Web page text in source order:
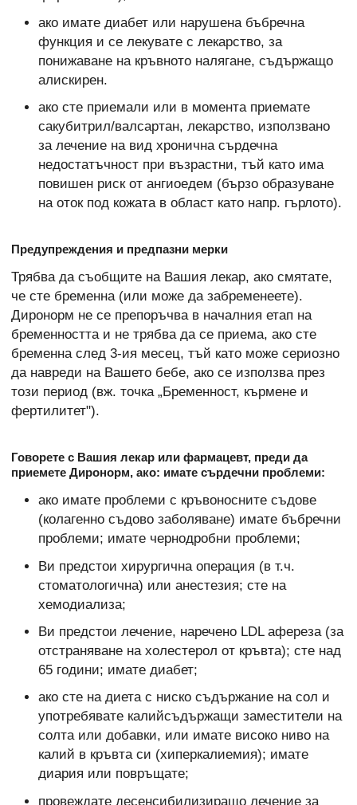
ако имате диабет или нарушена бъбречна
функция и се лекувате с лекарство, за
понижаване на кръвното налягане, съдържащо
алискирен.
ако сте приемали или в момента приемате
сакубитрил/валсартан, лекарство, използвано
за лечение на вид хронична сърдечна
недостатъчност при възрастни, тъй като има
повишен риск от ангиоедем (бързо образуване
на оток под кожата в област като напр. гърлото).
Предупреждения и предпазни мерки
Трябва да съобщите на Вашия лекар, ако смятате,
че сте бременна (или може да забременеете).
Диронорм не се препоръчва в началния етап на
бременността и не трябва да се приема, ако сте
бременна след 3-ия месец, тъй като може сериозно
да навреди на Вашето бебе, ако се използва през
този период (вж. точка „Бременност, кърмене и
фертилитет").
Говорете с Вашия лекар или фармацевт, преди да
приемете Диронорм, ако: имате сърдечни проблеми:
ако имате проблеми с кръвоносните съдове
(колагенно съдово заболяване) имате бъбречни
проблеми; имате чернодробни проблеми;
Ви предстои хирургична операция (в т.ч.
стоматологична) или анестезия; сте на
хемодиализа;
Ви предстои лечение, наречено LDL афереза (за
отстраняване на холестерол от кръвта); сте над
65 години; имате диабет;
ако сте на диета с ниско съдържание на сол и
употребявате калийсъдържащи заместители на
солта или добавки, или имате високо ниво на
калий в кръвта си (хиперкалиемия); имате
диария или повръщате;
провеждате десенсибилизиращо лечение за